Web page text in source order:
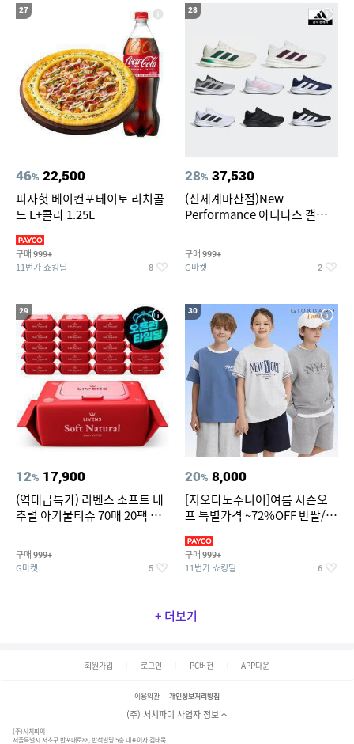
27
46% 22,500
피자헛 베이컨포테이토 리치골
드 L+콜라 1.25L
구매 999+
11번가 쇼킹딜 8
28
28% 37,530
(신세계마산점)New
Performance 아디다스 갤럭시
구매 999+
G마켓 2
29
12% 17,900
(역대급특가) 리벤스 소프트 내
추럴 아기물티슈 70매 20팩 캡
구매 999+
G마켓 5
30
20% 8,000
[지오다노주니어]여름 시즌오
프 특별가격 ~72%OFF 반팔/반
구매 999+
11번가 쇼킹딜 6
+ 더보기
회원가입 로그인 PC버전 APP다운
이용약관 개인정보처리방침
(주) 서치파이 사업자 정보
(주)서치파이
서울특별시 서초구 반포대로88, 반석빌딩 5층 대표이사 김태묵